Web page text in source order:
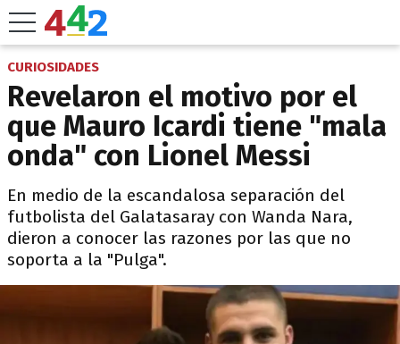
CURIOSIDADES
Revelaron el motivo por el
que Mauro Icardi tiene "mala
onda" con Lionel Messi
En medio de la escandalosa separación del
futbolista del Galatasaray con Wanda Nara,
dieron a conocer las razones por las que no
soporta a la "Pulga".